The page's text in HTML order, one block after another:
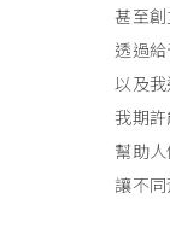
甚至
透過
以及
我期
幫助
讓不